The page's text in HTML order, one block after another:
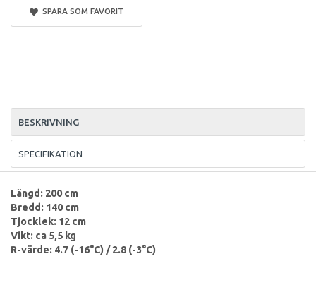
SPARA SOM FAVORIT
BESKRIVNING
SPECIFIKATION
Längd: 200 cm
Bredd: 140 cm
Tjocklek: 12 cm
Vikt: ca 5,5 kg
R-värde: 4.7 (-16°C) / 2.8 (-3°C)